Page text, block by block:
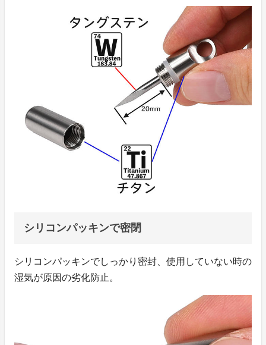
シリコンパッキンで密閉
シリコンパッキンでしっかり密封、使用していない時の
湿気が原因の劣化防止。